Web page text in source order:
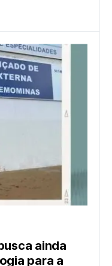
ainda
para a